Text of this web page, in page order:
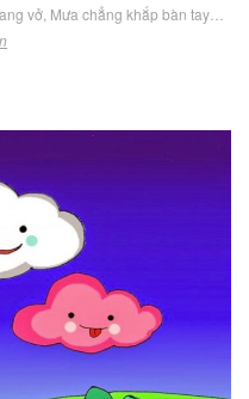
vở, Mưa chẳng khắp bàn tay…